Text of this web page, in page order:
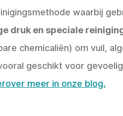
waarbij
druk en speciale
chemicaliën) om vuil,
geschikt voor
meer in onze blog.